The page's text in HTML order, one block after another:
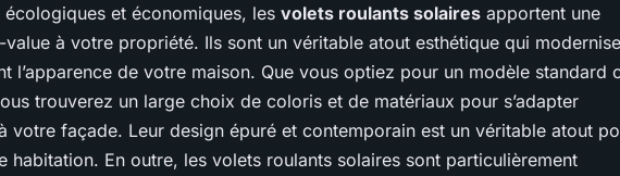
écologiques et économiques, les volets roulants solaires apportent une
à votre propriété. Ils sont un véritable atout esthétique qui modernise
l’apparence de votre maison. Que vous optiez pour un modèle standard
trouverez un large choix de coloris et de matériaux pour s’adapter
votre façade. Leur design épuré et contemporain est un véritable atout
habitation. En outre, les volets roulants solaires sont particulièrement